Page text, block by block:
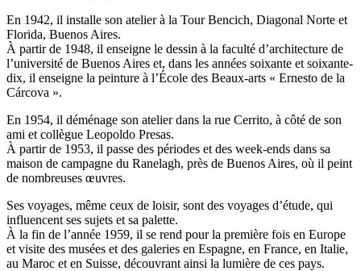
En 1942, il installe son atelier à la Tour Bencich, Diagonal Norte et
Florida, Buenos Aires.
À partir de 1948, il enseigne le dessin à la faculté d’architecture de
l’université de Buenos Aires et, dans les années soixante et soixante-
dix, il enseigne la peinture à l’École des Beaux-arts « Ernesto de la
Cárcova ».
En 1954, il déménage son atelier dans la rue Cerrito, à côté de son
ami et collègue Leopoldo Presas.
À partir de 1953, il passe des périodes et des week-ends dans sa
maison de campagne du Ranelagh, près de Buenos Aires, où il peint
de nombreuses œuvres.
Ses voyages, même ceux de loisir, sont des voyages d’étude, qui
influencent ses sujets et sa palette.
À la fin de l’année 1959, il se rend pour la première fois en Europe
et visite des musées et des galeries en Espagne, en France, en Italie,
au Maroc et en Suisse, découvrant ainsi la lumière de ces pays.